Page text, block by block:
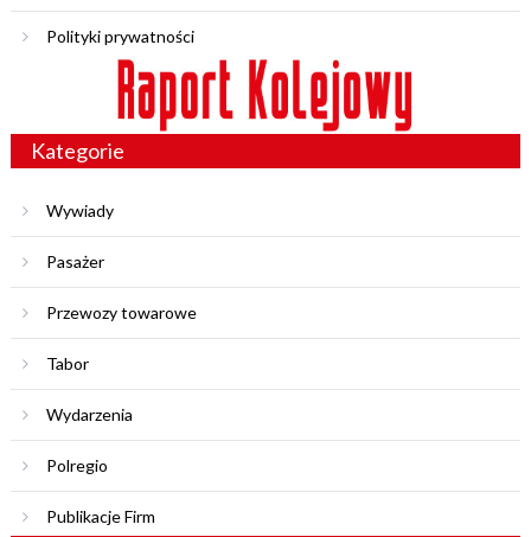
Polityki prywatności
Kategorie
Wywiady
Pasażer
Przewozy towarowe
Tabor
Wydarzenia
Polregio
Publikacje Firm